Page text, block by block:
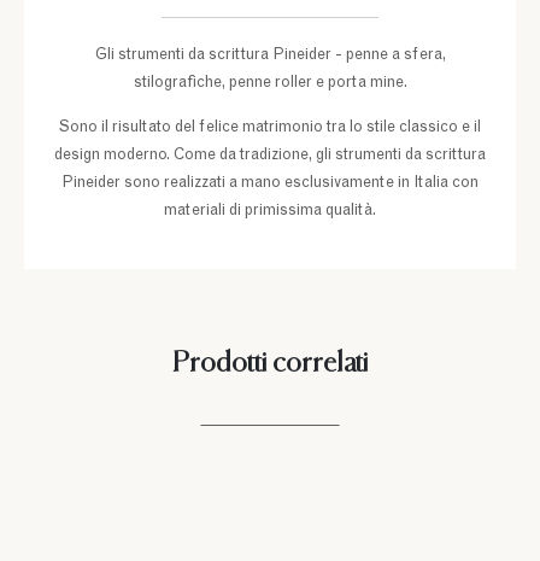
Gli strumenti da scrittura Pineider - penne a sfera,
stilografiche, penne roller e porta mine.
Sono il risultato del felice matrimonio tra lo stile classico e il
design moderno. Come da tradizione, gli strumenti da scrittura
Pineider sono realizzati a mano esclusivamente in Italia con
materiali di primissima qualità.
Prodotti correlati